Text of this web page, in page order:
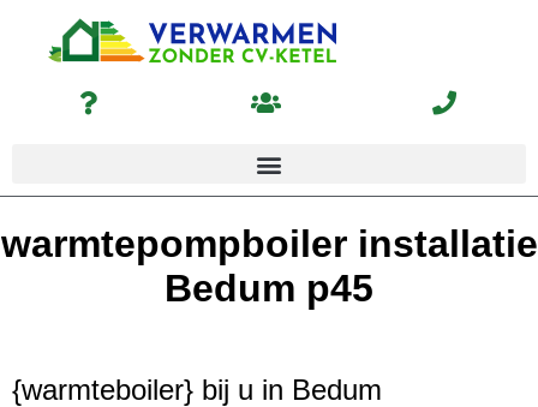
warmtepompboiler installatie
Bedum p45
{warmteboiler} bij u in Bedum